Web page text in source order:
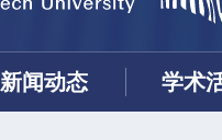
新闻动态 学术